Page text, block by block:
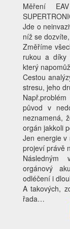
Měření
Jde o
níž se
Změříme
rukou a díky
který
Cestou
stresu, jeho
původ v
neznamená,
orgán jakkoli
Jen energie v
projeví právě
Následným
orgánový
odléčení i
A takových,
řada…